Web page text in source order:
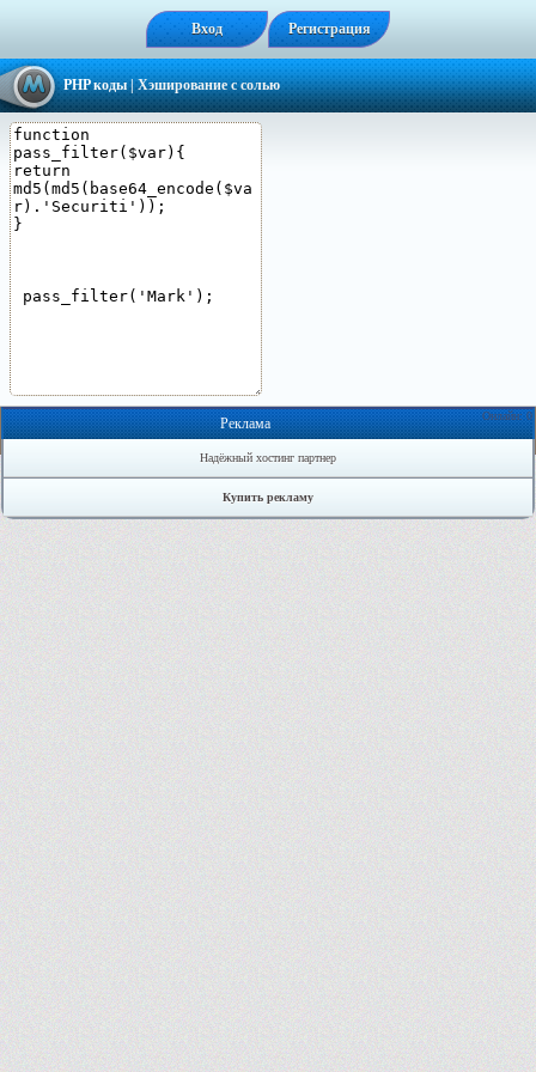
Вход Регистрация
PHP коды| Хэширование с солью
Онлайн: 0
Реклама
Надёжный хостинг партнер
Купить рекламу